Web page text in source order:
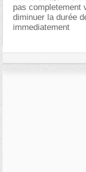
pas completement
diminuer la durée
immediatement